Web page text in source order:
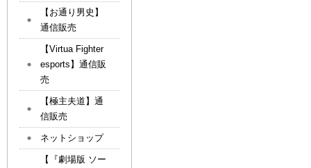
【お通り男史】
通信販売
【Virtua Fighter
esports】通信販
売
【極主夫道】通
信販売
ネットショップ
【『劇場版 ソー